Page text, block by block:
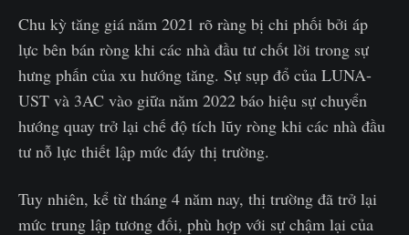
Chu kỳ tăng giá năm 2021 rõ ràng bị chi phối bởi áp
lực bên bán ròng khi các nhà đầu tư chốt lời trong sự
hưng phấn của xu hướng tăng. Sự sụp đổ của LUNA-
UST và 3AC vào giữa năm 2022 báo hiệu sự chuyển
hướng quay trở lại chế độ tích lũy ròng khi các nhà đầu
tư nỗ lực thiết lập mức đáy thị trường.
Tuy nhiên, kể từ tháng 4 năm nay, thị trường đã trở lại
mức trung lập tương đối, phù hợp với sự chậm lại của